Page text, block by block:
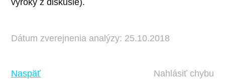
Dátum zverejnenia analýzy: 25.10.2018
Naspäť Nahlásiť chybu